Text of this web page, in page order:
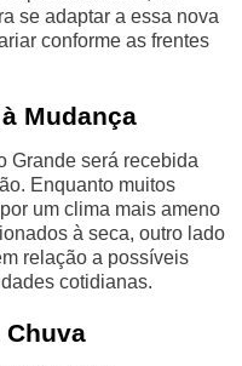
se adaptar a essa nova
conforme as frentes
Mudança
Grande será recebida
Enquanto muitos
um clima mais ameno
à seca, outro lado
relação a possíveis
cotidianas.
Chuva